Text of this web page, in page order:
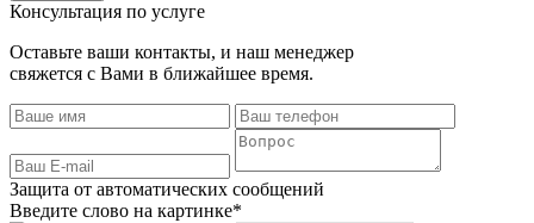
Консультация по услуге
Оставьте ваши контакты, и наш менеджер
свяжется с Вами в ближайшее время.
Защита от автоматических сообщений
Введите слово на картинке*